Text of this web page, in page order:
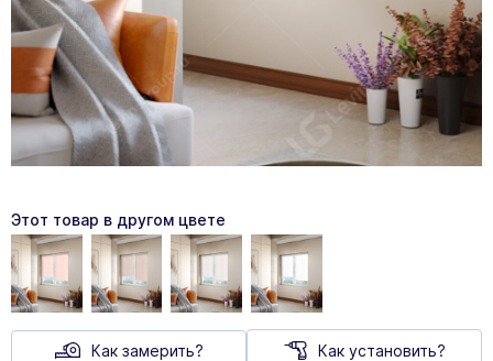
Этот товар в другом цвете
Как замерить? Как установить?